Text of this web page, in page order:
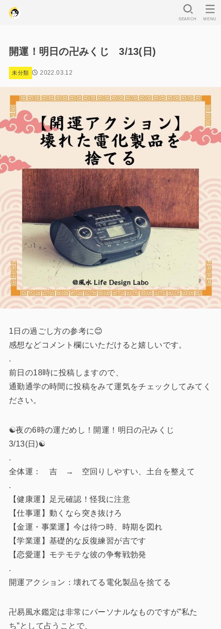
SEARCH MENU
開運！明日の卍みくじ 3/13(日)
未分類 2022.03.12
1日の過ごし方の参考に😊
感想などコメント欄にいただけると嬉しいです。
.
前日の18時に投稿しますので、
通勤通学の時間に投稿をみて運気をチェックしてみてく
ださい。
☯️夜の6時の運だめし！開運！明日の卍みくじ
3/13(日)☯️
.
全体運： 吉 → 空回りしやすい、土台を整えて
.
【健康運】足元確認！怪我に注意
【仕事運】動くなら突き抜けろ
【金運・事業運】今は待つ時、時期を図れ
【学業運】基礎的な反復練習が吉です
【恋愛運】モテモテな彼の争奪戦勃発
.
開運アクション：壊れてる電化製品を捨てる
卍易風水鑑定は非常にパーソナルなものですが”私た
ち”として占うことで、